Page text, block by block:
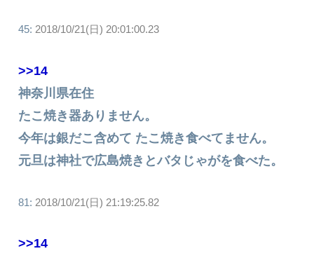
45: 2018/10/21(日) 20:01:00.23
>>14
神奈川県在住
たこ焼き器ありません。
今年は銀だこ含めて たこ焼き食べてません。
元旦は神社で広島焼きとバタじゃがを食べた。
81: 2018/10/21(日) 21:19:25.82
>>14